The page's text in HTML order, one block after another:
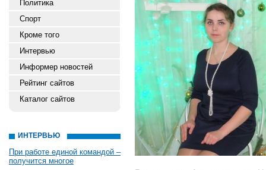
Политика
Спорт
Кроме того
Интервью
Информер новостей
Рейтинг сайтов
Каталог сайтов
ИНТЕРВЬЮ
При работе единой командой –
получится многое